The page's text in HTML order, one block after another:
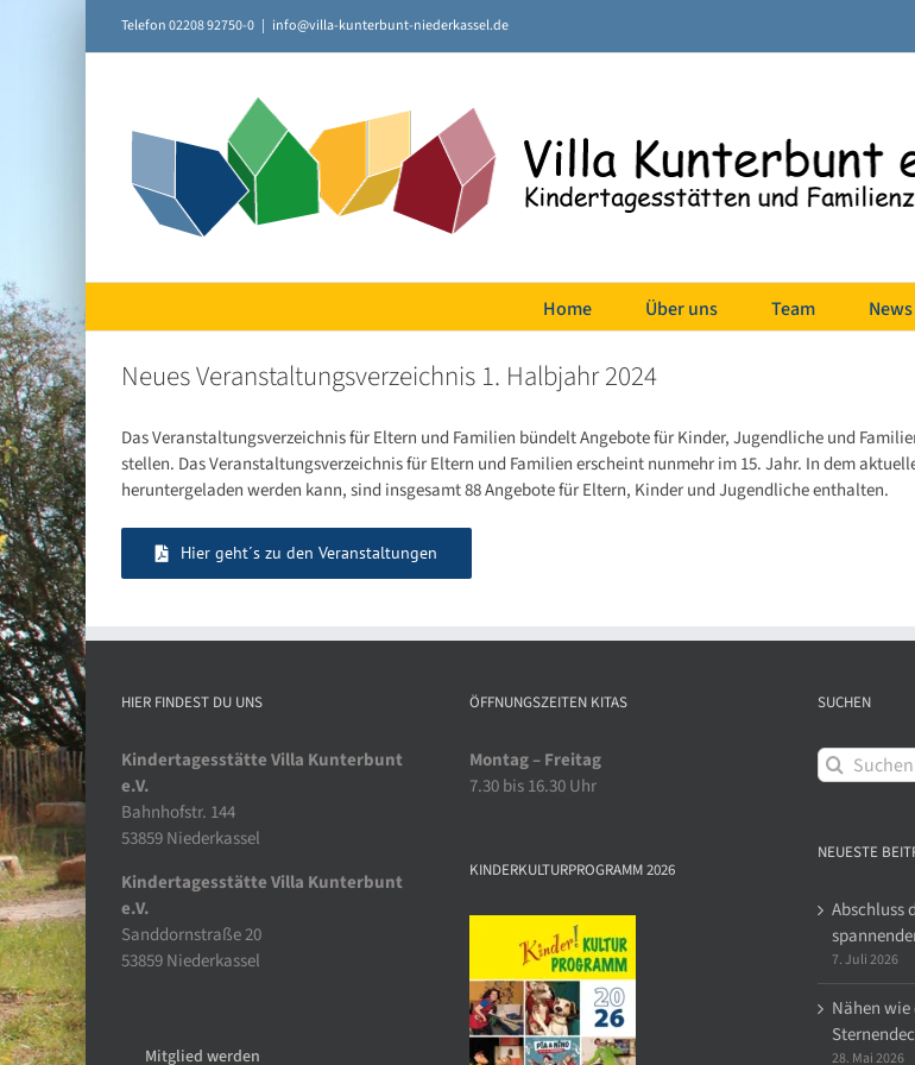
Telefon 02208 92750-0 | info@villa-kunterbunt-niederkassel.de
Home Über uns Team News
Neues Veranstaltungsverzeichnis 1. Halbjahr 2024
Das Veranstaltungsverzeichnis für Eltern und Familien bündelt Angebote für Kinder, Jugendliche und
stellen. Das Veranstaltungsverzeichnis für Eltern und Familien erscheint nunmehr im 15. Jahr. In dem
heruntergeladen werden kann, sind insgesamt 88 Angebote für Eltern, Kinder und Jugendliche enthalten.
Hier geht´s zu den Veranstaltungen
HIER FINDEST DU UNS
Kindertagesstätte Villa Kunterbunt
e.V.
Bahnhofstr. 144
53859 Niederkassel
Kindertagesstätte Villa Kunterbunt
e.V.
Sanddornstraße 20
53859 Niederkassel
Mitglied werden
ÖFFNUNGSZEITEN KITAS
Montag – Freitag
7.30 bis 16.30 Uhr
KINDERKULTURPROGRAMM 2026
SUCHEN
Suche
nach:
NEUESTE
Abschluss
7. Juli 2026
Nähen wie
28. Mai 2026